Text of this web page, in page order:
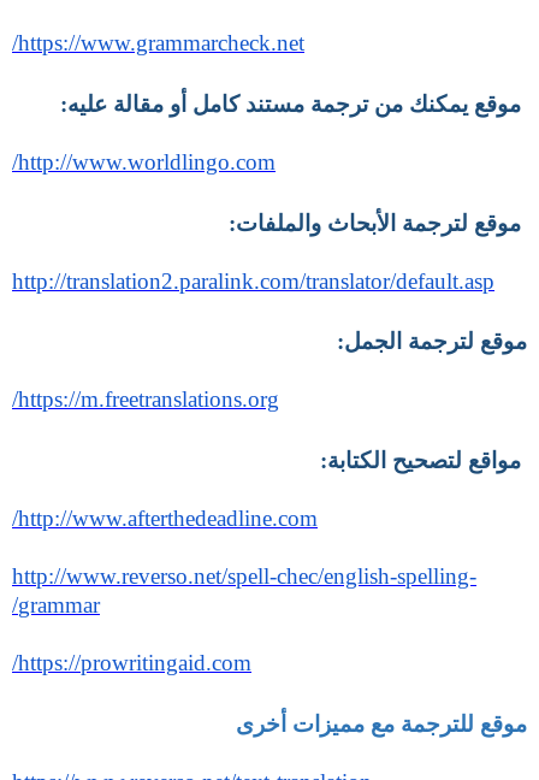
https://www.grammarcheck.net/
موقع يمكنك من ترجمة مستند كامل أو مقالة عليه:
http://www.worldlingo.com/
موقع لترجمة الأبحاث والملفات:
http://translation2.paralink.com/translator/default.asp
موقع لترجمة الجمل:
https://m.freetranslations.org/
مواقع لتصحيح الكتابة:
http://www.afterthedeadline.com/
http://www.reverso.net/spell-chec/english-spelling-
grammar/
https://prowritingaid.com/
موقع للترجمة مع مميزات أخرى